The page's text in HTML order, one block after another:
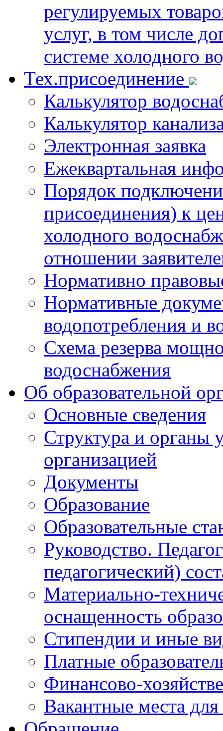
регулируемых
услуг, в том числе
системе холодного
Тех.присоединение
Калькулятор
Калькулятор
Электронная заявка
Ежеквартальная
Порядок
присоединения) к
холодного
отношении
Нормативно
Нормативные
водопотребления и
Схема резерва
водоснабжения
Об образовательной
Основные сведения
Структура и органы
организацией
Документы
Образование
Образовательные
Руководство.
педагогический)
Материально-
оснащенность
Стипендии и иные
Платные
Финансово-
Вакантные места